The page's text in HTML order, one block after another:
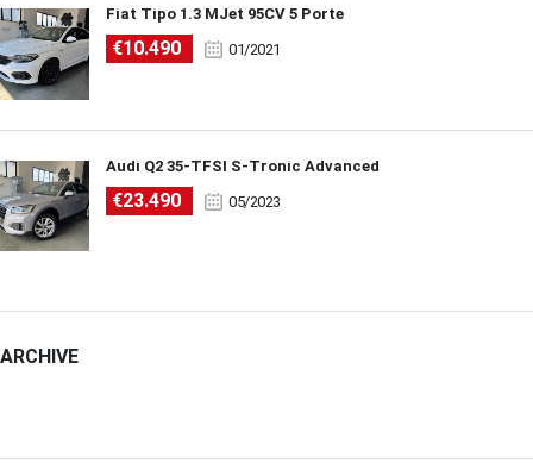
Fiat Tipo 1.3 MJet 95CV 5 Porte
€10.490 01/2021
Audi Q2 35-TFSI S-Tronic Advanced
€23.490 05/2023
ARCHIVE